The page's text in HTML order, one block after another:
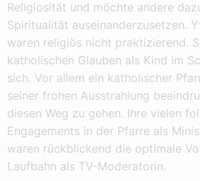
Religiosität und möchte andere
Spiritualität auseinanderzusetzen.
waren religiös nicht praktizierend.
katholischen Glauben als Kind im
sich. Vor allem ein katholischer
seiner frohen Ausstrahlung
diesen Weg zu gehen. Ihre vielen
Engagements in der Pfarre als
waren rückblickend die optimale
Laufbahn als TV-Moderatorin.